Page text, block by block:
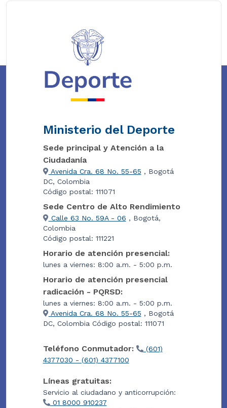
Ministerio del Deporte
Sede principal y Atención a la
Ciudadanía
Avenida Cra. 68 No. 55-65 , Bogotá
DC, Colombia
Código postal: 111071
Sede Centro de Alto Rendimiento
Calle 63 No. 59A - 06 , Bogotá,
Colombia
Código postal: 111221
Horario de atención presencial:
lunes a viernes: 8:00 a.m. - 5:00 p.m.
Horario de atención presencial
radicación - PQRSD:
lunes a viernes: 8:00 a.m. - 5:00 p.m.
Avenida Cra. 68 No. 55-65 , Bogotá
DC, Colombia Código postal: 111071
Teléfono Conmutador:
(601)
4377030 - (601) 4377100
Líneas gratuitas:
Servicio al ciudadano y anticorrupción:
01 8000 910237